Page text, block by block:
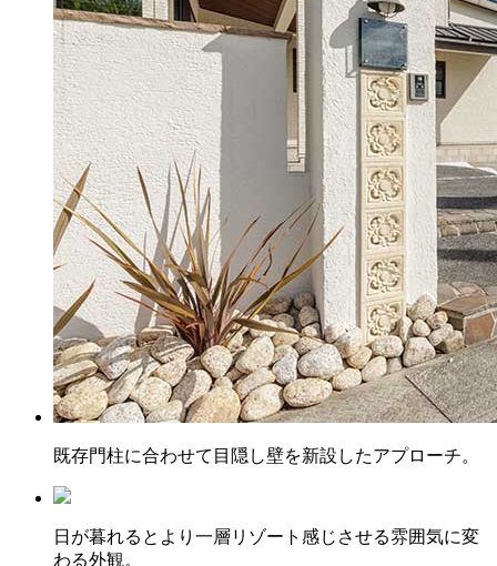
既存門柱に合わせて目隠し壁を新設したアプローチ。
日が暮れるとより一層リゾート感じさせる雰囲気に変
わる外観。